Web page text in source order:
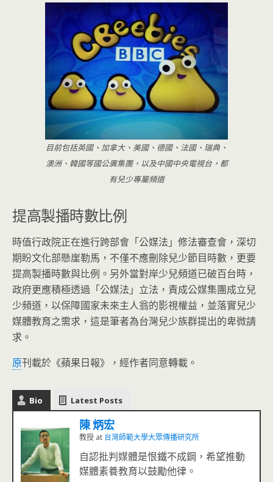
目前包括英國、加拿大、美國、德國、法國、瑞典、
澳洲、韓國等國公廣集團，以及中國中央電視台，都
有兒少專屬頻道
提高製播時數比例
時值行政院正在進行跨部會「公媒法」修法審查會，深切
期盼文化部懸崖勒馬，不僅不應刪除兒少節目時數，更要
提高製播時數與比例。另外當對岸少兒頻道已破百台時，
政府更應積極透過「公媒法」立法，責成公媒集團成立兒
少頻道，以保障國家未來主人翁的影視權益，並落實兒少
媒體教育之需求，這是筆者為台灣兒少族群提出的卑微請
求。
原刊載於《蘋果日報》，經作者同意轉載。
Bio Latest Posts
陳 炳宏
教授 at 台灣師範大學大眾傳播研究所
自認批判媒體是恨鐵不成鋼，希望推動
媒體素養教育以鼓勵他律。